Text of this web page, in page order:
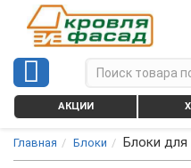
АКЦИИ
Главная Блоки Блоки для